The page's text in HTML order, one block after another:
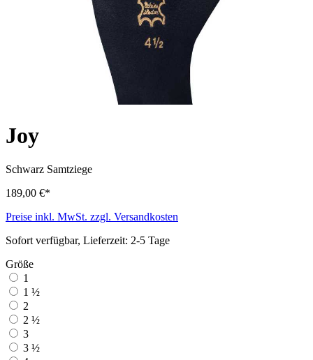
Joy
Schwarz Samtziege
189,00 €*
Preise inkl. MwSt. zzgl. Versandkosten
Sofort verfügbar, Lieferzeit: 2-5 Tage
Größe
1
1 ½
2
2 ½
3
3 ½